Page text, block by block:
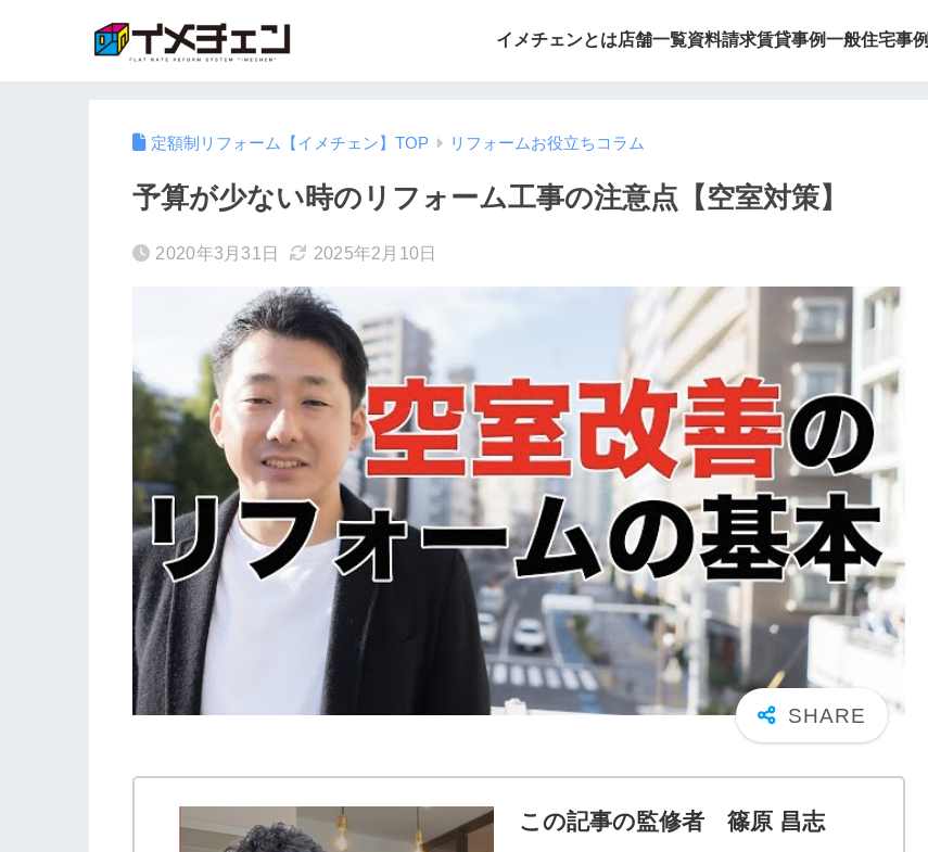
イメチェンとは店舗一覧資料請求賃貸事例一般住宅事例
定額制リフォーム【イメチェン】TOP リフォームお役立ちコラム
予算が少ない時のリフォーム工事の注意点【空室対策】
2020年3月31日 2025年2月10日
この記事の監修者 篠原 昌志